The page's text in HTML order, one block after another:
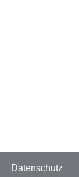
Datenschutz